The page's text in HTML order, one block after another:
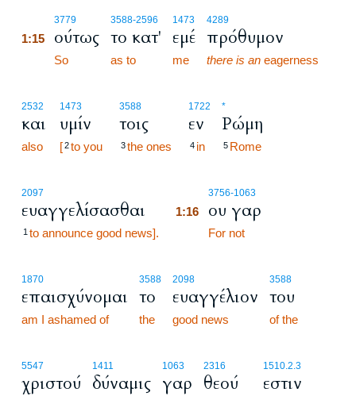
3779
1:15 ούτως
So
3588-2596
το κατ'
as to
1473
εμέ
me
4289
πρόθυμον
there is an eagerness
2532
και
also
1473
υμίν
[2to you
3588
τοις
3the ones
1722
εν
4 in
*
Ρώμη
5 Rome
2097
ευαγγελίσασθαι
1 to announce good news].
3756-1063
1:16 ου γαρ
For not
1870
επαισχύνομαι
am I ashamed of
3588
το
the
2098
ευαγγέλιον
good news
3588
του
of the
5547
χριστού
1411
δύναμις
1063
γαρ
2316
θεού
1510.2.3
εστιν